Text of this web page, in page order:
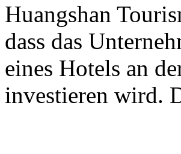
Huangshan
dass das
eines Hotels an
investieren wird.